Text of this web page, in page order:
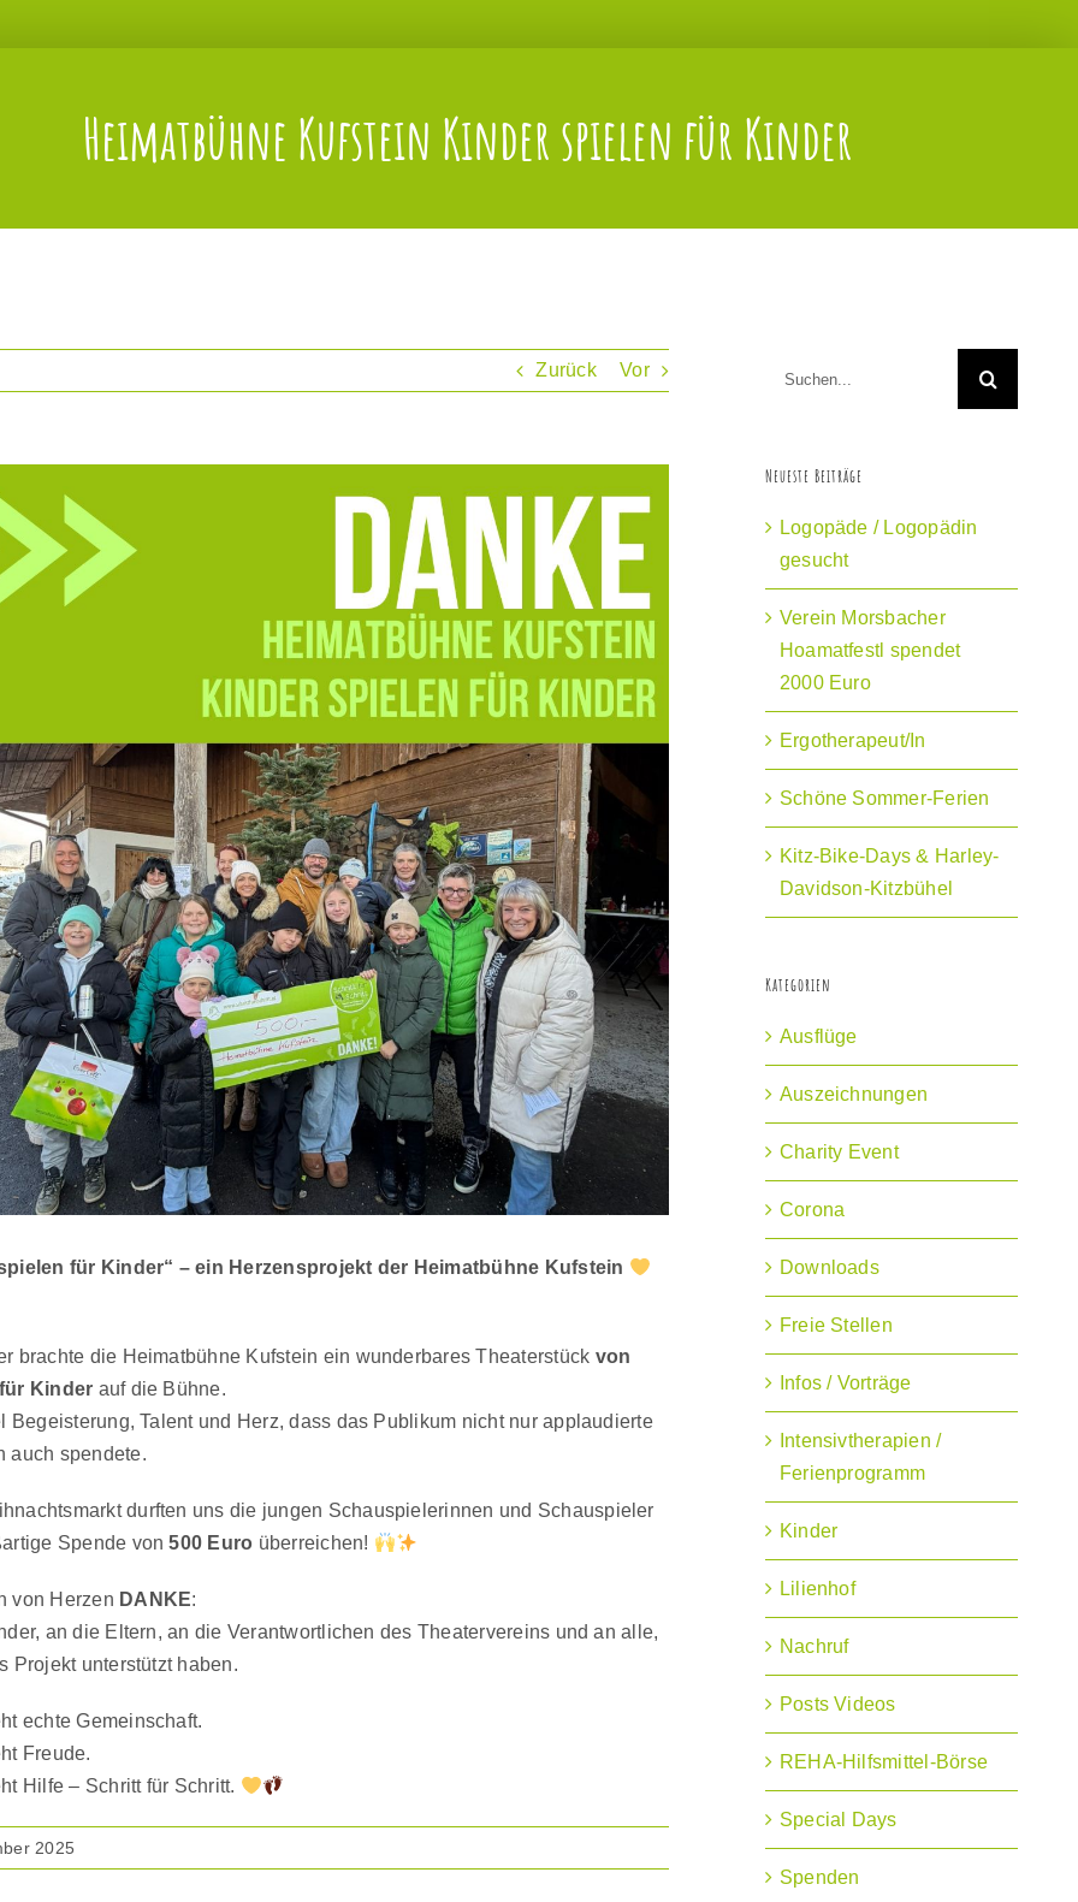
Heimatbühne Kufstein Kinder spielen für Kinder
Zurück Vor
für Kinder“ – ein Herzensprojekt der Heimatbühne Kufstein
brachte die Heimatbühne Kufstein ein wunderbares Theaterstück von
Kinder auf die Bühne.
Begeisterung, Talent und Herz, dass das Publikum nicht nur applaudierte
auch spendete.
durften uns die jungen Schauspielerinnen und Schauspieler
Spende von500 Euro überreichen!
von Herzen DANKE:
an die Eltern, an die Verantwortlichen des Theatervereins und an alle,
Projekt unterstützt haben.
echte Gemeinschaft.
Freude.
Hilfe – Schritt für Schritt.
2025
Neueste Beiträge
Logopäde / Logopädin
gesucht
Verein Morsbacher
Hoamatfestl spendet
2000 Euro
Ergotherapeut/In
Schöne Sommer-Ferien
Kitz-Bike-Days & Harley-
Davidson-Kitzbühel
Kategorien
Ausflüge
Auszeichnungen
Charity Event
Corona
Downloads
Freie Stellen
Infos / Vorträge
Intensivtherapien /
Ferienprogramm
Kinder
Lilienhof
Nachruf
Posts Videos
REHA-Hilfsmittel-Börse
Special Days
Spenden